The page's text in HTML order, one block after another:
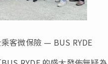
客微保險 — BUS RYDE